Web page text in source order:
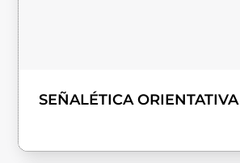
SEÑALÉTICA ORIENTATIVA